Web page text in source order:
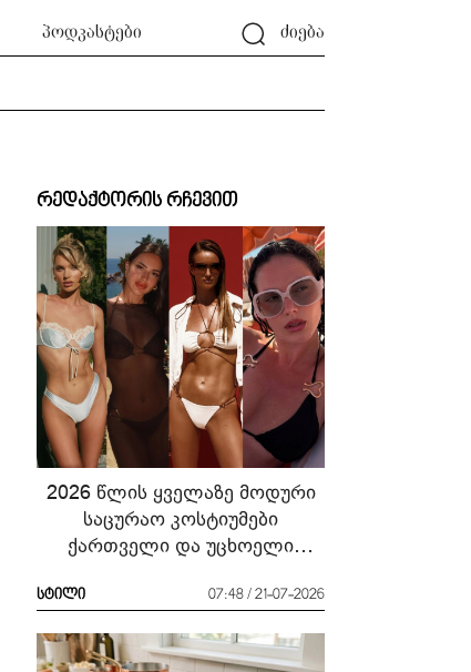
პოდკასტები ძიება
რედაქტორის რჩევით
2026 წლის ყველაზე მოდური
საცურაო კოსტიუმები
ქართველი და უცხოელი
რა ჩავიცვათ სანაპიროზე?
სტილი 07:48 / 21-07-2026